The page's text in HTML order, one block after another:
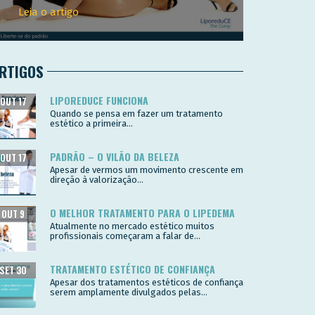
Leia o artigo
LIPOREDUCE FUNCIONA
OUT 17
Quando se pensa em fazer um tratamento
estético a primeira...
PADRÃO – O VILÃO DA BELEZA
OUT 17
Apesar de vermos um movimento crescente em
direção à valorização...
O MELHOR TRATAMENTO PARA O LIPEDEMA
OUT 9
Atualmente no mercado estético muitos
profissionais começaram a falar de...
TRATAMENTO ESTÉTICO DE CONFIANÇA
SET 30
Apesar dos tratamentos estéticos de confiança
serem amplamente divulgados pelas...